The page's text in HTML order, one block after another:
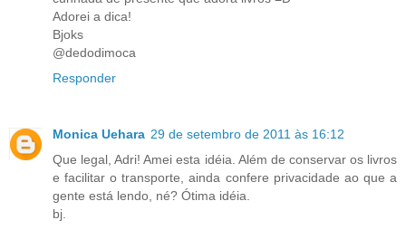
Adorei a dica!
Bjoks
@dedodimoca
Responder
Monica Uehara 29 de setembro de 2011 às 16:12
Que legal, Adri! Amei esta idéia. Além de conservar os livros
e facilitar o transporte, ainda confere privacidade ao que a
gente está lendo, né? Ótima idéia.
bj.